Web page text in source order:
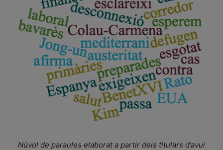
Núvol de paraules elaborat a partir dels titulars d’avui